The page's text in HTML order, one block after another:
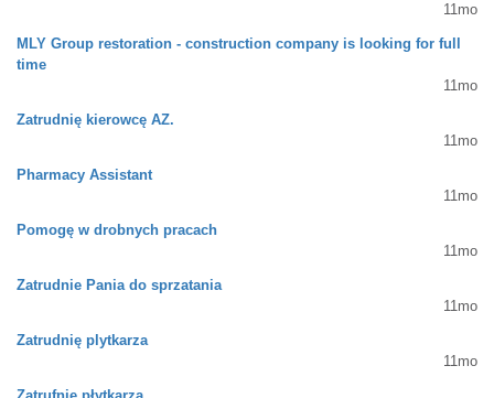
11mo
MLY Group restoration - construction company is looking for full
time
11mo
Zatrudnię kierowcę AZ.
11mo
Pharmacy Assistant
11mo
Pomogę w drobnych pracach
11mo
Zatrudnie Pania do sprzatania
11mo
Zatrudnię plytkarza
11mo